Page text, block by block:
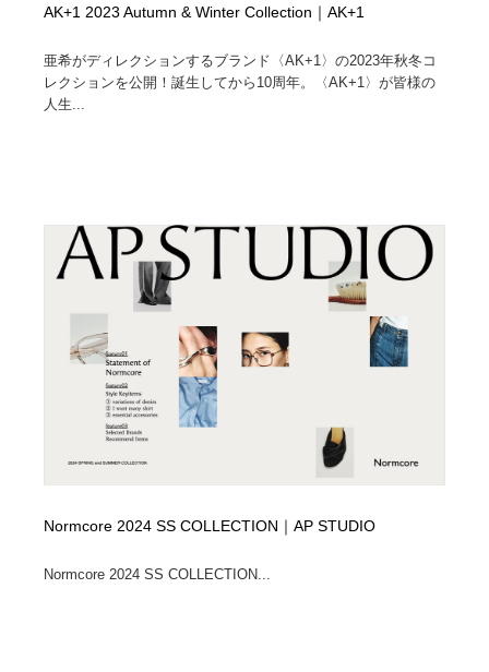
AK+1 2023 Autumn & Winter Collection｜AK+1
亜希がディレクションするブランド〈AK+1〉の2023年秋冬コ
レクションを公開！誕生してから10周年。〈AK+1〉が皆様の
人生...
Normcore 2024 SS COLLECTION｜AP STUDIO
Normcore 2024 SS COLLECTION...